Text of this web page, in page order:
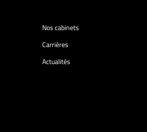
Nos cabinets
Carrières
Actualités